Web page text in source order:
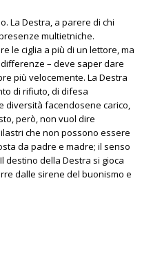
La Destra, a parere di chi
multietniche.
le ciglia a più di un lettore, ma
– deve saper dare
più velocemente. La Destra
di rifiuto, di difesa
diversità facendosene carico,
però, non vuol dire
che non possono essere
da padre e madre; il senso
destino della Destra si gioca
dalle sirene del buonismo e